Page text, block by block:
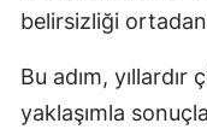
belirsizliği
Bu adım,
yaklaşımla